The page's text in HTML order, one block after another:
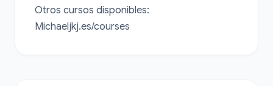
Otros cursos disponibles:
Michaeljkj.es/courses